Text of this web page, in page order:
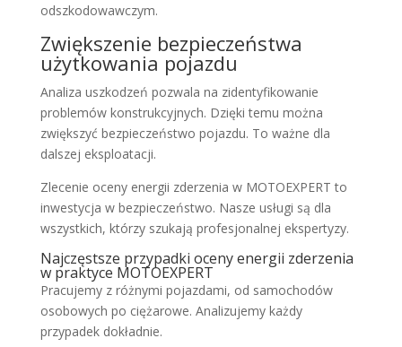
odszkodowawczym.
Zwiększenie bezpieczeństwa
użytkowania pojazdu
Analiza uszkodzeń pozwala na zidentyfikowanie
problemów konstrukcyjnych. Dzięki temu można
zwiększyć bezpieczeństwo pojazdu. To ważne dla
dalszej eksploatacji.
Zlecenie oceny energii zderzenia w MOTOEXPERT to
inwestycja w bezpieczeństwo. Nasze usługi są dla
wszystkich, którzy szukają profesjonalnej ekspertyzy.
Najczęstsze przypadki oceny energii zderzenia
w praktyce MOTOEXPERT
Pracujemy z różnymi pojazdami, od samochodów
osobowych po ciężarowe. Analizujemy każdy
przypadek dokładnie.